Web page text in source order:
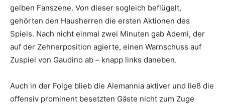
gelben Fanszene. Von dieser sogleich beflügelt,
gehörten den Hausherren die ersten Aktionen des
Spiels. Nach nicht einmal zwei Minuten gab Ademi, der
auf der Zehnerposition agierte, einen Warnschuss auf
Zuspiel von Gaudino ab – knapp links daneben.
Auch in der Folge blieb die Alemannia aktiver und ließ die
offensiv prominent besetzten Gäste nicht zum Zuge